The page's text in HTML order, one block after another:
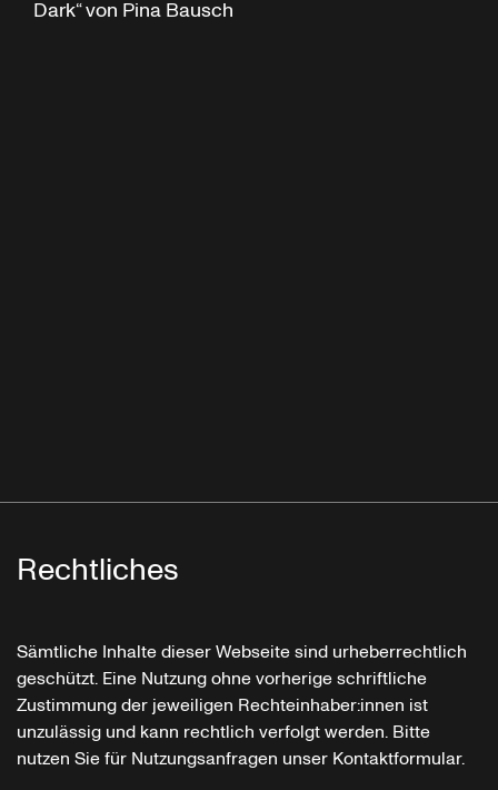
Dark“ von Pina Bausch
Rechtliches
Sämtliche Inhalte dieser Webseite sind urheberrechtlich
geschützt. Eine Nutzung ohne vorherige schriftliche
Zustimmung der jeweiligen Rechteinhaber:innen ist
unzulässig und kann rechtlich verfolgt werden. Bitte
nutzen Sie für Nutzungsanfragen unser Kontaktformular.